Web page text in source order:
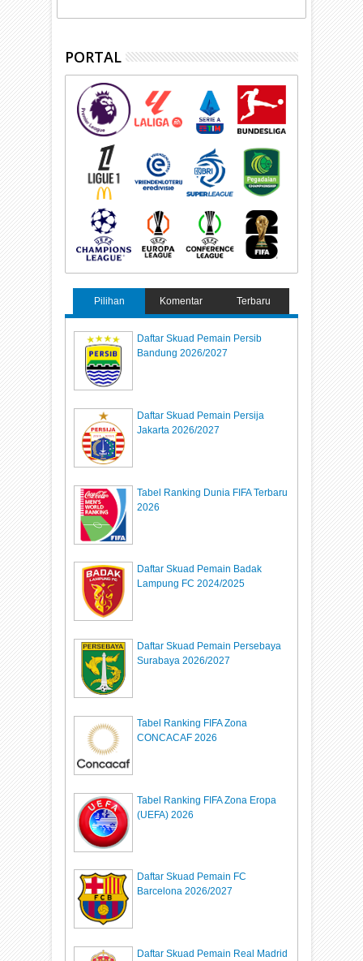
PORTAL
Pilihan Komentar Terbaru
Daftar Skuad Pemain Persib
Bandung 2026/2027
Daftar Skuad Pemain Persija
Jakarta 2026/2027
Tabel Ranking Dunia FIFA Terbaru
2026
Daftar Skuad Pemain Badak
Lampung FC 2024/2025
Daftar Skuad Pemain Persebaya
Surabaya 2026/2027
Tabel Ranking FIFA Zona
CONCACAF 2026
Tabel Ranking FIFA Zona Eropa
(UEFA) 2026
Daftar Skuad Pemain FC
Barcelona 2026/2027
Daftar Skuad Pemain Real Madrid